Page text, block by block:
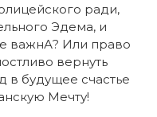
ради,
Эдема, и
важнА? Или право
вернуть
в будущее счастье
Мечту!